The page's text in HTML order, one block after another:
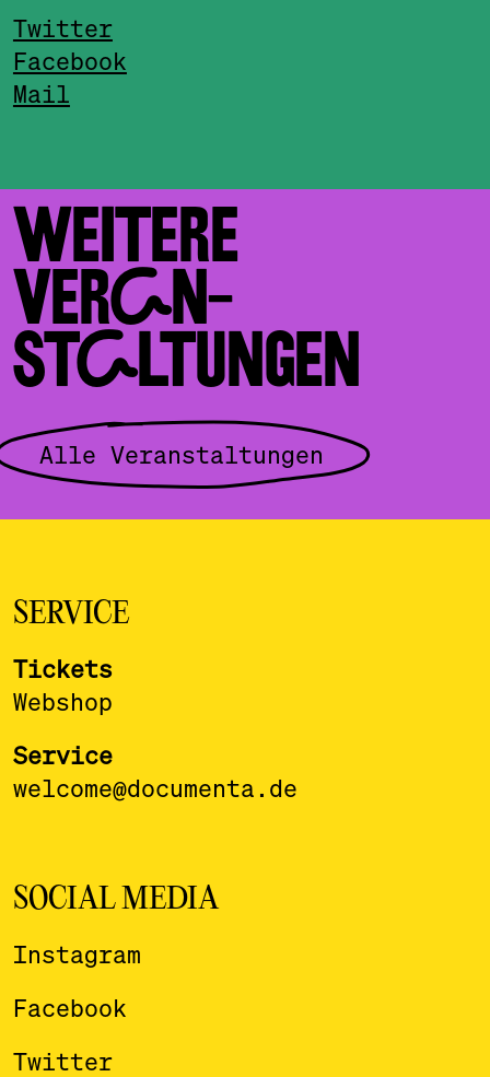
Twitter
Facebook
Mail
WEITERE
VERAN­
STALTUNGEN
Alle Veranstaltungen
SERVICE
Tickets
Webshop
Service
welcome@documenta.de
SOCIAL MEDIA
Instagram
Facebook
Twitter